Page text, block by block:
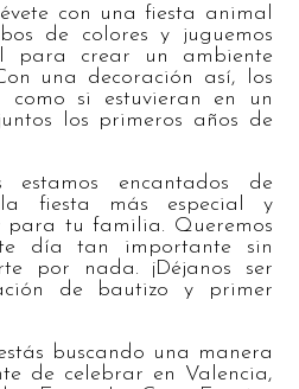
con una fiesta animal
de colores y juguemos
para crear un ambiente
una decoración así, los
como si estuvieran en un
los primeros años de
estamos encantados de
fiesta más especial y
tu familia. Queremos
día tan importante sin
por nada. ¡Déjanos ser
de bautizo y primer
buscando una manera
de celebrar en Valencia,